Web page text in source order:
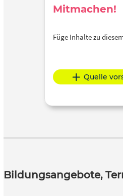
Mitmachen!
Füge Inhalte zu
Quelle